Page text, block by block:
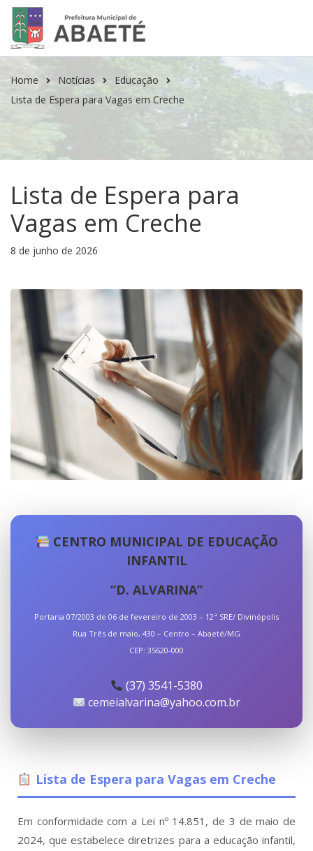
Home Notícias
Educação
Lista de Espera para Vagas em Creche
Lista de Espera para
Vagas em Creche
8 de junho de 2026
CENTRO MUNICIPAL DE EDUCAÇÃO
INFANTIL
“D. ALVARINA”
Portaria 07/2003 de 06 de fevereiro de 2003 – 12ª SRE/ Divinópolis
Rua Três de maio, 430 – Centro – Abaeté/MG
CEP: 35620-000
(37) 3541-5380
cemeialvarina@yahoo.com.br
Lista de Espera para Vagas em Creche
Em conformidade com a Lei nº 14.851, de 3 de maio de
2024, que estabelece diretrizes para a educação infantil,